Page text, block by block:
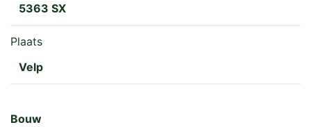
5363 SX
Plaats
Velp
Bouw